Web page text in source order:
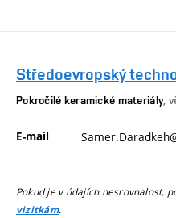
Středoevropský
Pokročilé keramické materiály,
E-mail
Pokud je v údajích nesrovnalost,
vizitkám.